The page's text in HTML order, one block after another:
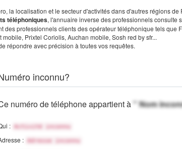
la localisation et le secteur d'activités dans d'autres régions de
téléphoniques, l'annuaire inverse des professionnels consulte
professionnels clients des opérateur téléphonique tels que
Prixtel Coriolis, Auchan mobile, Sosh red by sfr...
répondre avec précision à toutes vos requêtes.
inconnu?
numéro de téléphone appartient à" Nom
: Activité inconnu
: Adresse inconnu